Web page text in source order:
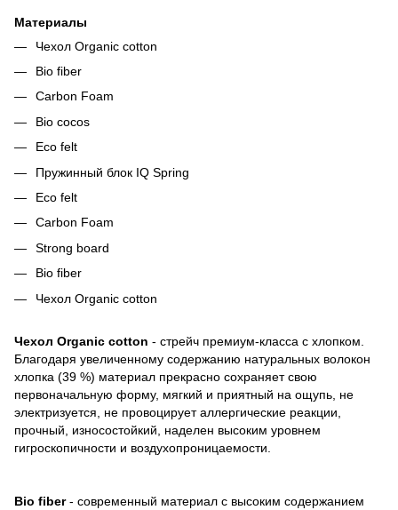
Материалы
Чехол Organic cotton
Bio fiber
Carbon Foam
Bio cocos
Eco felt
Пружинный блок IQ Spring
Eco felt
Carbon Foam
Strong board
Bio fiber
Чехол Organic cotton
Чехол Organic cotton - стрейч премиум-класса с хлопком.
Благодаря увеличенному содержанию натуральных волокон
хлопка (39 %) материал прекрасно сохраняет свою
первоначальную форму, мягкий и приятный на ощупь, не
электризуется, не провоцирует аллергические реакции,
прочный, износостойкий, наделен высоким уровнем
гигроскопичности и воздухопроницаемости.
Bio fiber- современный материал с высоким содержанием